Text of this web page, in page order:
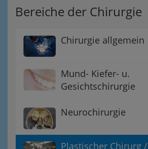
Bereiche der Chirurgie
Chirurgie allgemein
Mund- Kiefer- u.
Gesichtschirurgie
Neurochirurgie
Plastischer Chirurg /